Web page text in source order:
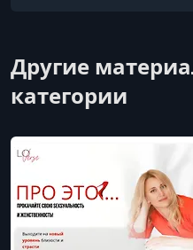
Другие
категории